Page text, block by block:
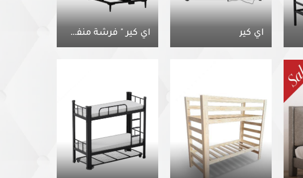
آي كير آي كير " فرشة منفصلة "